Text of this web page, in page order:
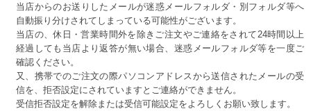
当店からのお送りしたメールが迷惑メールフォルダ・別フォルダ等へ
自動振り分けされてしまっている可能性がございます。
当店の、休日・営業時間外を除きご注文やご連絡をされて24時間以上
経過しても当店より返答が無い場合、迷惑メールフォルダ等を一度ご
確認ください。
又、携帯でのご注文の際パソコンアドレスから送信されたメールの受
信を、拒否設定にされていますとご連絡ができません。
受信拒否設定を解除または受信可能設定をよろしくお願い致します。